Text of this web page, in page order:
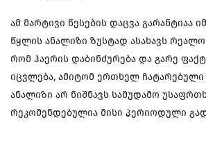
ამ მარტივი წესების დაცვა გარანტიაა
წყლის ანალიზი ზუსტად ასახავს
რომ ჰაერის დაბინძურება და გარე
იცვლება, ამიტომ ერთხელ ჩატარებული
ანალიზი არ ნიშნავს სამუდამო
რეკომენდებულია მისი პერიოდული